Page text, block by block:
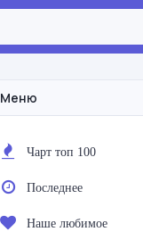
Меню
Чарт топ 100
Последнее
Наше любимое